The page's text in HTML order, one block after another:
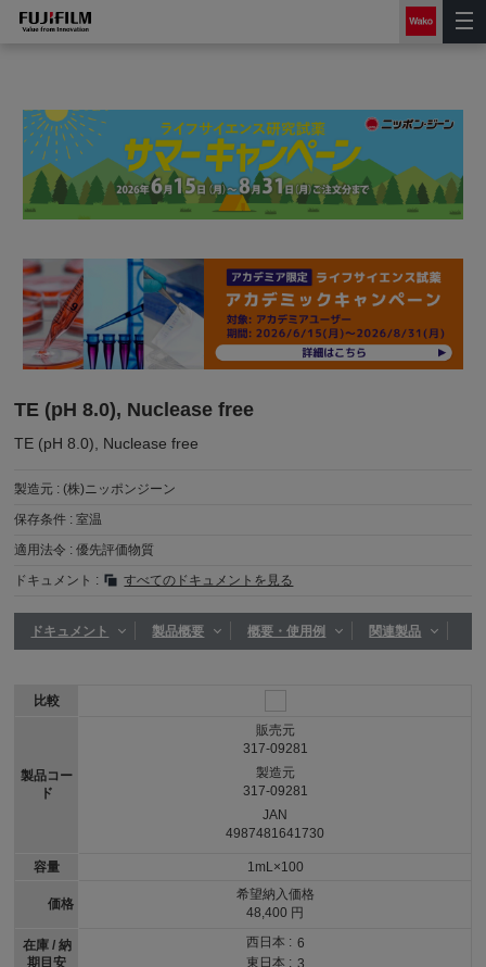
TE (pH 8.0), Nuclease free
TE (pH 8.0), Nuclease free
製造元 :(株)ニッポンジーン
保存条件 :室温
適用法令 :優先評価物質
ドキュメント :
すべてのドキュメントを見る
ドキュメント 製品概要 概要・使用例 関連製品
比較
製品コー
ド
容量
価格
在庫 / 納
期目安
販売元
317-09281
製造元
317-09281
JAN
4987481641730
1mL×100
希望納入価格
48,400 円
西日本 : 6
東日本 : 3